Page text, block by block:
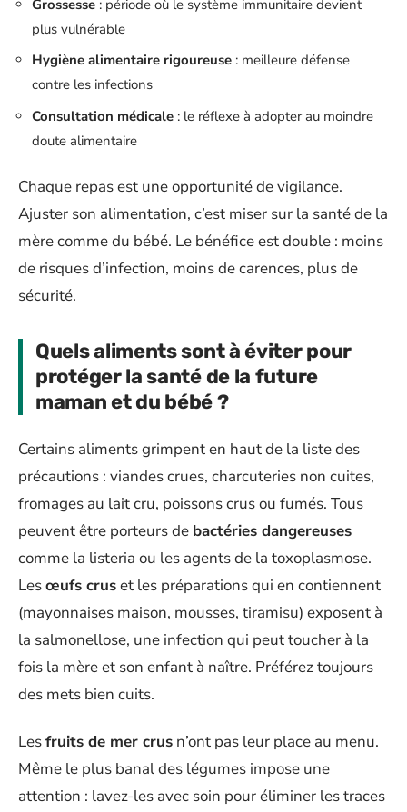
Grossesse : période où le système immunitaire devient
plus vulnérable
Hygiène alimentaire rigoureuse : meilleure défense
contre les infections
Consultation médicale : le réflexe à adopter au moindre
doute alimentaire
Chaque repas est une opportunité de vigilance.
Ajuster son alimentation, c’est miser sur la santé de la
mère comme du bébé. Le bénéfice est double : moins
de risques d’infection, moins de carences, plus de
sécurité.
Quels aliments sont à éviter pour
protéger la santé de la future
maman et du bébé ?
Certains aliments grimpent en haut de la liste des
précautions : viandes crues, charcuteries non cuites,
fromages au lait cru, poissons crus ou fumés. Tous
peuvent être porteurs de bactéries dangereuses
comme la listeria ou les agents de la toxoplasmose.
Lesœufs cruset les préparations qui en contiennent
(mayonnaises maison, mousses, tiramisu) exposent à
la salmonellose, une infection qui peut toucher à la
fois la mère et son enfant à naître. Préférez toujours
des mets bien cuits.
Lesfruits de mer crus n’ont pas leur place au menu.
Même le plus banal des légumes impose une
attention : lavez-les avec soin pour éliminer les traces